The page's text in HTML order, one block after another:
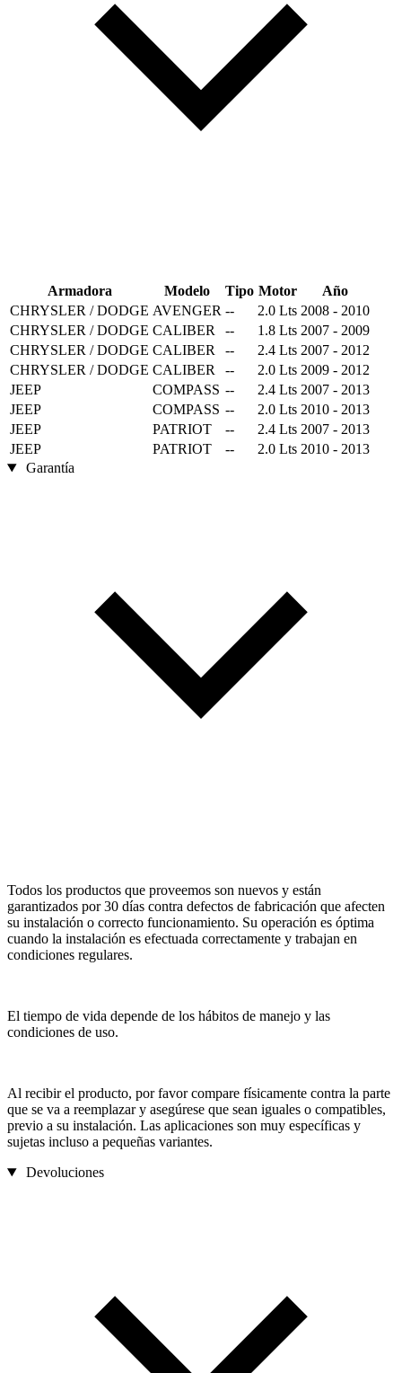
Armadora Modelo Tipo Motor
Año
CHRYSLER / DODGE AVENGER -- 2.0 Lts 2008 - 2010
CHRYSLER / DODGE CALIBER -- 1.8 Lts 2007 - 2009
CHRYSLER / DODGE CALIBER -- 2.4 Lts 2007 - 2012
CHRYSLER / DODGE CALIBER -- 2.0 Lts 2009 - 2012
JEEP
COMPASS -- 2.4 Lts 2007 - 2013
JEEP
COMPASS -- 2.0 Lts 2010 - 2013
JEEP
PATRIOT -- 2.4 Lts 2007 - 2013
JEEP
PATRIOT -- 2.0 Lts 2010 - 2013
Garantía
Todos los productos que proveemos son nuevos y están
garantizados por 30 días contra defectos de fabricación que afecten
su instalación o correcto funcionamiento. Su operación es óptima
cuando la instalación es efectuada correctamente y trabajan en
condiciones regulares.
El tiempo de vida depende de los hábitos de manejo y las
condiciones de uso.
Al recibir el producto, por favor compare físicamente contra la parte
que se va a reemplazar y asegúrese que sean iguales o compatibles,
previo a su instalación. Las aplicaciones son muy específicas y
sujetas incluso a pequeñas variantes.
Devoluciones